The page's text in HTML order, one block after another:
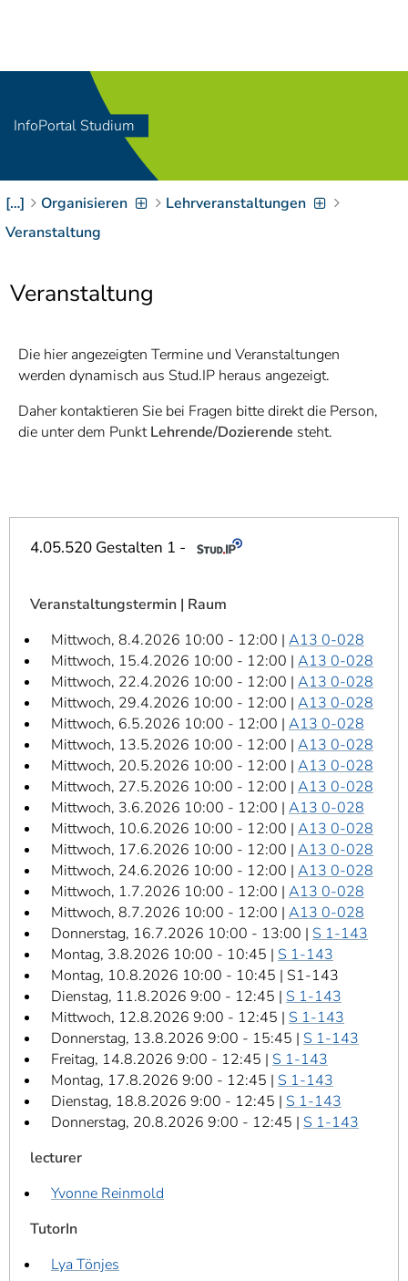
Zum Inhalt springen
[Access-Key 2
Zur Suche springen
[Access-Key 4]
Zur Hauptnavigation
Zielgruppennavigation
springen
Zur
Brotkrumennavigation
7]
Informationen zur
InfoPortal Studium
[…] Organisieren
Lehrveranstaltungen
Veranstaltung
Veranstaltung
Die hier angezeigten Termine und Veranstaltungen
werden dynamisch aus Stud.IP heraus angezeigt.
Daher kontaktieren Sie bei Fragen bitte direkt die Person,
die unter dem PunktLehrende/Dozierende steht.
4.05.520 Gestalten 1 -
Veranstaltungstermin | Raum
Mittwoch, 8.4.2026 10:00 - 12:00 | A13 0-028
Mittwoch, 15.4.2026 10:00 - 12:00 | A13 0-028
Mittwoch, 22.4.2026 10:00 - 12:00 | A13 0-028
Mittwoch, 29.4.2026 10:00 - 12:00 | A13 0-028
Mittwoch, 6.5.2026 10:00 - 12:00 | A13 0-028
Mittwoch, 13.5.2026 10:00 - 12:00 | A13 0-028
Mittwoch, 20.5.2026 10:00 - 12:00 | A13 0-028
Mittwoch, 27.5.2026 10:00 - 12:00 | A13 0-028
Mittwoch, 3.6.2026 10:00 - 12:00 | A13 0-028
Mittwoch, 10.6.2026 10:00 - 12:00 | A13 0-028
Mittwoch, 17.6.2026 10:00 - 12:00 | A13 0-028
Mittwoch, 24.6.2026 10:00 - 12:00 | A13 0-028
Mittwoch, 1.7.2026 10:00 - 12:00 | A13 0-028
Mittwoch, 8.7.2026 10:00 - 12:00 | A13 0-028
Donnerstag, 16.7.2026 10:00 - 13:00 | S 1-143
Montag, 3.8.2026 10:00 - 10:45 | S 1-143
Montag, 10.8.2026 10:00 - 10:45 | S1-143
Dienstag, 11.8.2026 9:00 - 12:45 | S 1-143
Mittwoch, 12.8.2026 9:00 - 12:45 | S 1-143
Donnerstag, 13.8.2026 9:00 - 15:45 | S 1-143
Freitag, 14.8.2026 9:00 - 12:45 | S 1-143
Montag, 17.8.2026 9:00 - 12:45 | S 1-143
Dienstag, 18.8.2026 9:00 - 12:45 | S 1-143
Donnerstag, 20.8.2026 9:00 - 12:45 | S 1-143
lecturer
Yvonne Reinmold
TutorIn
Lya Tönjes